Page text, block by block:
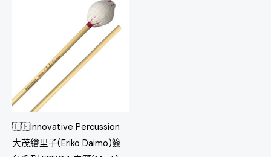
🇺🇸Innovative Percussion
大茂繪里子(Eriko Daimo)簽